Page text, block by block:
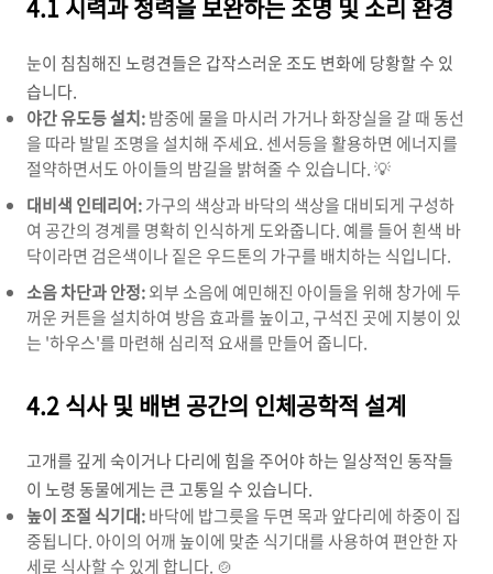
4.1 시력과 청력을 보완하는 조명 및 소리 환경
눈이 침침해진 노령견들은 갑작스러운 조도 변화에 당황할 수 있
습니다.
야간 유도등 설치:밤중에 물을 마시러 가거나 화장실을 갈 때 동선
을 따라 발밑 조명을 설치해 주세요. 센서등을 활용하면 에너지를
절약하면서도 아이들의 밤길을 밝혀줄 수 있습니다. 💡
대비색 인테리어:가구의 색상과 바닥의 색상을 대비되게 구성하
여 공간의 경계를 명확히 인식하게 도와줍니다. 예를 들어 흰색 바
닥이라면 검은색이나 짙은 우드톤의 가구를 배치하는 식입니다.
소음 차단과 안정:외부 소음에 예민해진 아이들을 위해 창가에 두
꺼운 커튼을 설치하여 방음 효과를 높이고, 구석진 곳에 지붕이 있
는 '하우스'를 마련해 심리적 요새를 만들어 줍니다.
4.2 식사 및 배변 공간의 인체공학적 설계
고개를 깊게 숙이거나 다리에 힘을 주어야 하는 일상적인 동작들
이 노령 동물에게는 큰 고통일 수 있습니다.
높이 조절 식기대:바닥에 밥그릇을 두면 목과 앞다리에 하중이 집
중됩니다. 아이의 어깨 높이에 맞춘 식기대를 사용하여 편안한 자
세로 식사할 수 있게 합니다. 🍲